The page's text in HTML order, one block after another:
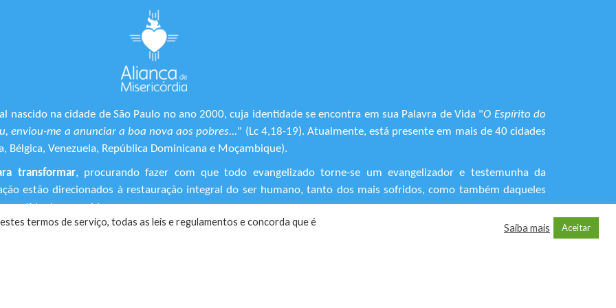
na cidade de São Paulo no ano 2000, cuja identidade se encontra em sua Palavra de Vida "O Espírito do
enviou-me a anunciar a boa nova aos pobres..." (Lc 4,18-19). Atualmente, está presente em mais de 40 cidades
Venezuela, República Dominicana e Moçambique).
transformar, procurando fazer com que todo evangelizado torne-se um evangelizador e testemunha da
estão direcionados à restauração integral do ser humano, tanto dos mais sofridos, como também daqueles
sentido de suas vidas.
termos de serviço, todas as leis e regulamentos ​e concorda que é
Saiba mais Aceitar